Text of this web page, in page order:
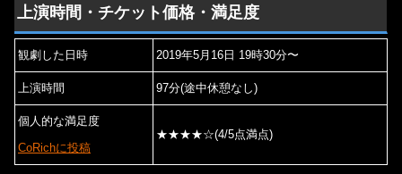
上演時間・チケット価格・満足度
観劇した日時 2019年5月16日 19時30分〜
上演時間 97分(途中休憩なし)
個人的な満足度
CoRichに投稿
★★★★☆(4/5点満点)